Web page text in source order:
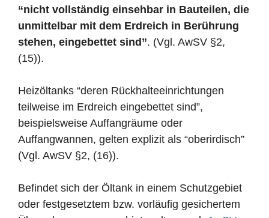
“nicht vollständig einsehbar in Bauteilen, die
unmittelbar mit dem Erdreich in Berührung
stehen, eingebettet sind”. (Vgl. AwSV §2,
(15)).
Heizöltanks “deren Rückhalteeinrichtungen
teilweise im Erdreich eingebettet sind”,
beispielsweise Auffangräume oder
Auffangwannen, gelten explizit als “oberirdisch”
(Vgl. AwSV §2, (16)).
Befindet sich der Öltank in einem Schutzgebiet
oder festgesetztem bzw. vorläufig gesichertem